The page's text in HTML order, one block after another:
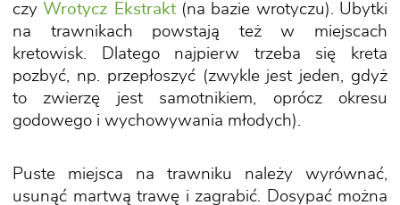
czy Wrotycz Ekstrakt(na bazie wrotyczu). Ubytki
na trawnikach powstają też w miejscach
kretowisk. Dlatego najpierw trzeba się kreta
pozbyć, np. przepłoszyć (zwykle jest jeden, gdyż
to zwierzę jest samotnikiem, oprócz okresu
godowego i wychowywania młodych).
Puste miejsca na trawniku należy wyrównać,
usunąć martwą trawę i zagrabić. Dosypać można